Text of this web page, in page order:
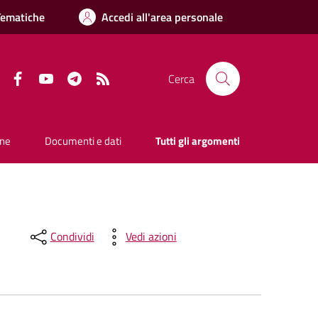
Accedi all'area personale
FacebookYouTube Telegram Cerca
Documenti e dati Tutti gli argomenti
Condividi Vedi azioni